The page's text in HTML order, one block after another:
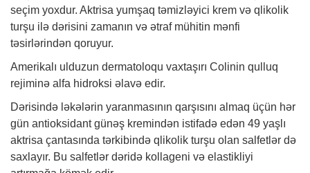
seçim yoxdur. Aktrisa yumşaq təmizləyici krem ​​və qlikolik
turşu ilə dərisini zamanın və ətraf mühitin mənfi
təsirlərindən qoruyur.
Amerikalı ulduzun dermatoloqu vaxtaşırı Colinin qulluq
rejiminə alfa hidroksi əlavə edir.
Dərisində ləkələrin yaranmasının qarşısını almaq üçün hər
gün antioksidant günəş kremindən istifadə edən 49 yaşlı
aktrisa çantasında tərkibində qlikolik turşu olan salfetlər də
saxlayır. Bu salfetlər dəridə kollageni və elastikliyi